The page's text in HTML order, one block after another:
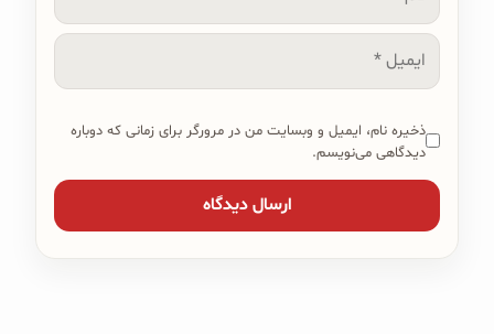
ایمیل
ذخیره نام، ایمیل و وبسایت من در مرورگر برای زمانی که دوباره
دیدگاهی می‌نویسم.